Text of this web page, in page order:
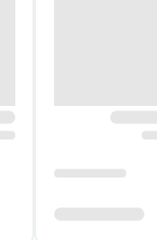
او بر آشکار کردن